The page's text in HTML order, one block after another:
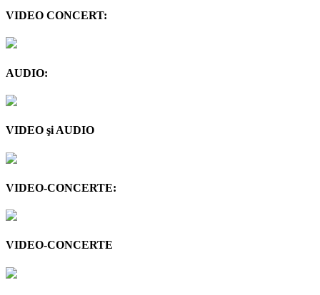
VIDEO CONCERT:
AUDIO:
VIDEO şi AUDIO
VIDEO-CONCERTE:
VIDEO-CONCERTE